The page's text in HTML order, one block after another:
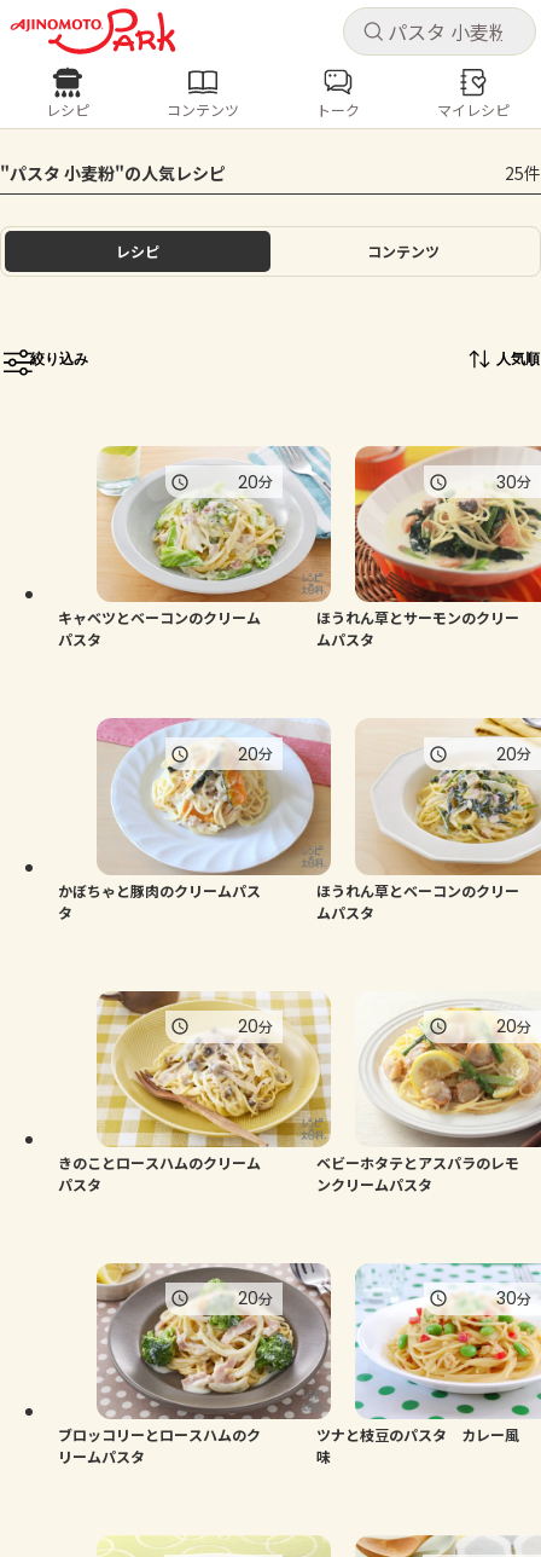
キャ
ログインするとレシピを保存できます
ログイン
ホーム
トーク
よくあるお問い合わせ
お買い物
キャ
レシピ コンテンツ
人気の食材・レシピ
きゅうり なす トマト とうもろこし
ピーマン
レシピ コンテンツ トーク マイレシピ
"パスタ 小麦粉"の人気レシピ 25件
レシピ コンテンツ
絞り込み 人気順
キャベツとベーコンのクリーム
パスタ
20分
ほうれん草とサーモンのクリー
ムパスタ
30分
かぼちゃと豚肉のクリームパス
タ
20分
ほうれん草とベーコンのクリー
ムパスタ
20分
きのことロースハムのクリーム
パスタ
20分
ベビーホタテとアスパラのレモ
ンクリームパスタ
20分
ブロッコリーとロースハムのク
リームパスタ
20分
ツナと枝豆のパスタ カレー風
味
30分